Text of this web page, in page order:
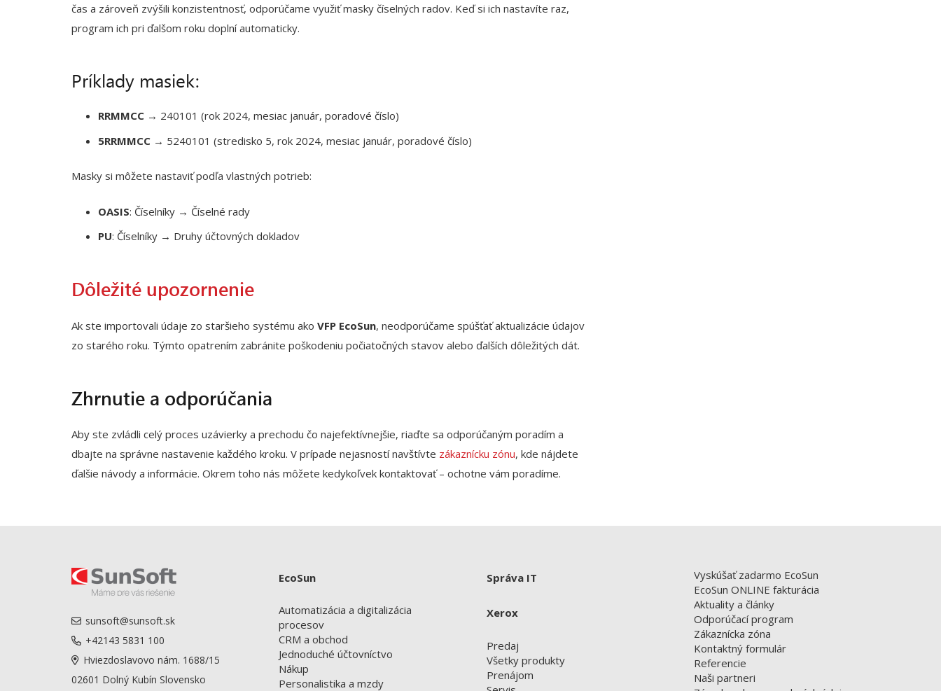
čas a zároveň zvýšili konzistentnosť, odporúčame využiť masky číselných radov. Keď si ich nastavíte raz,
program ich pri ďalšom roku doplní automaticky.
Príklady masiek:
RRMMCC→ 240101 (rok 2024, mesiac január, poradové číslo)
5RRMMCC→ 5240101 (stredisko 5, rok 2024, mesiac január, poradové číslo)
Masky si môžete nastaviť podľa vlastných potrieb:
OASIS: Číselníky → Číselné rady
PU: Číselníky → Druhy účtovných dokladov
Dôležité upozornenie
Ak ste importovali údaje zo staršieho systému ako VFP EcoSun, neodporúčame spúšťať aktualizácie údajov
zo starého roku. Týmto opatrením zabránite poškodeniu počiatočných stavov alebo ďalších dôležitých dát.
Zhrnutie a odporúčania
Aby ste zvládli celý proces uzávierky a prechodu čo najefektívnejšie, riaďte sa odporúčaným poradím a
dbajte na správne nastavenie každého kroku. V prípade nejasností navštívte zákaznícku zónu, kde nájdete
ďalšie návody a informácie. Okrem toho nás môžete kedykoľvek kontaktovať – ochotne vám poradíme.
sunsoft@sunsoft.sk
+42143 5831 100
Hviezdoslavovo nám. 1688/15
02601 Dolný Kubín Slovensko
EcoSun
Automatizácia a digitalizácia
procesov
CRM a obchod
Jednoduché účtovníctvo
Nákup
Personalistika a mzdy
Správa IT
Xerox
Predaj
Všetky produkty
Prenájom
Vyskúšať zadarmo EcoSun
EcoSun ONLINE fakturácia
Aktuality a články
Odporúčací program
Zákaznícka zóna
Kontaktný formulár
Referencie
Naši partneri